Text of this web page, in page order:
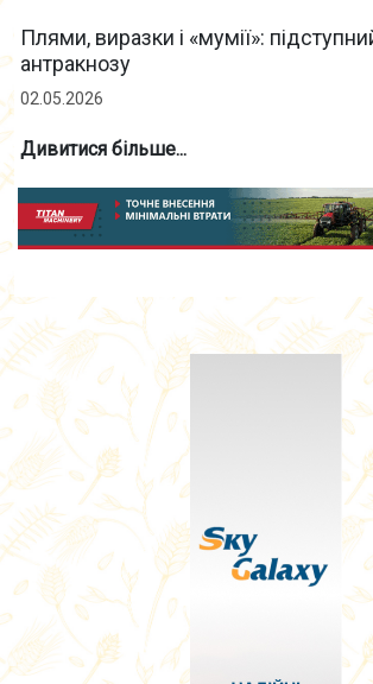
Плями, виразки і «мумії»:
антракнозу
02.05.2026
Дивитися більше...